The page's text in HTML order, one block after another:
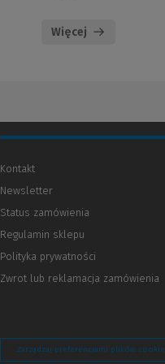
Więcej
Kontakt
Newsletter
Status zamówienia
Regulamin sklepu
Polityka prywatności
innej
Zwrot lub reklamacja zamówienia
Zarządzaj preferencjami plików cookie